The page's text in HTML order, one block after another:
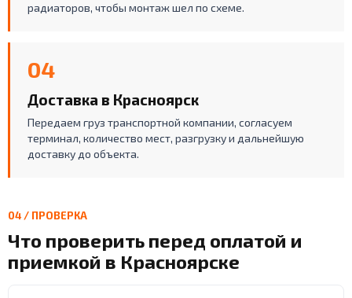
радиаторов, чтобы монтаж шел по схеме.
04
Доставка в Красноярск
Передаем груз транспортной компании, согласуем
терминал, количество мест, разгрузку и дальнейшую
доставку до объекта.
04 / ПРОВЕРКА
Что проверить перед оплатой и
приемкой в Красноярске